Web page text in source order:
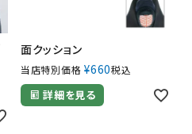
面クッション
当店特別価格 ¥660税込
詳細を見る